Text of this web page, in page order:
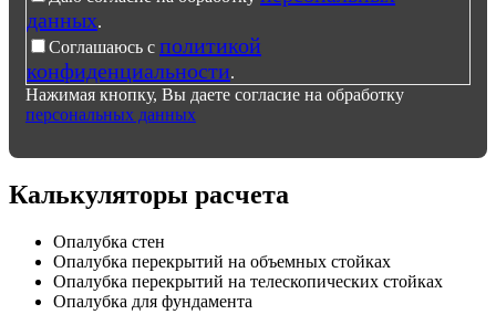
данных.
Соглашаюсь с политикой
конфиденциальности.
Нажимая кнопку, Вы даете согласие на обработку
персональных данных
Калькуляторы расчета
Опалубка стен
Опалубка перекрытий на объемных стойках
Опалубка перекрытий на телескопических стойках
Опалубка для фундамента